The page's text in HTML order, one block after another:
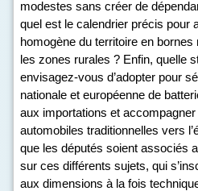
modestes sans créer de
quel est le calendrier précis pour
homogène du territoire en
les zones rurales ? Enfin, quelle
envisagez-vous d’adopter pour
nationale et européenne de
aux importations et
automobiles traditionnelles vers
que les députés soient associés
sur ces différents sujets, qui
aux dimensions à la fois